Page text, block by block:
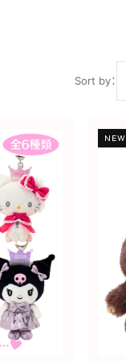
Sort by：
NEW